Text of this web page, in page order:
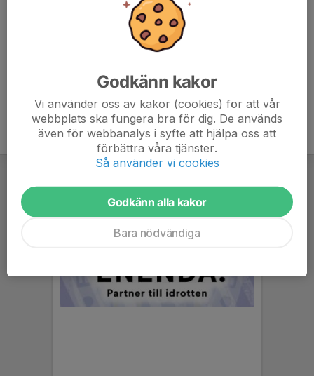
Godkänn kakor
Vi använder oss av kakor (cookies) för att vår
webbplats ska fungera bra för dig. De används
även för webbanalys i syfte att hjälpa oss att
förbättra våra tjänster.
Så använder vi cookies
Godkänn alla kakor
Bara nödvändiga